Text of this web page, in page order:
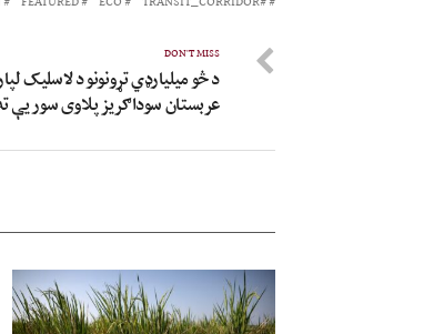
DON'T MISS
د څو میلیارډي تړونونو د لاسلیک
عربستان سوداګریز پلاوی سوریې